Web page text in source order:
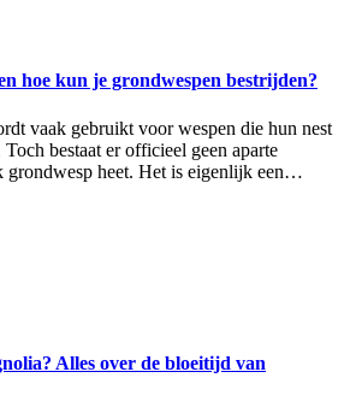
hoe kun je grondwespen bestrijden?
vaak gebruikt voor wespen die hun nest
bestaat er officieel geen aparte
grondwesp heet. Het is eigenlijk een…
Alles over de bloeitijd van